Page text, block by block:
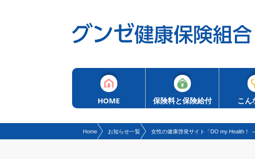
HOME 保険料と保険給付 こん
Home お知らせ一覧 女性の健康啓発サイト「DO my Health！